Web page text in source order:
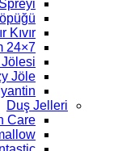
Kıvır
7×24 Şekillendirici Krem
Jöle
Duş Jelleri
Care